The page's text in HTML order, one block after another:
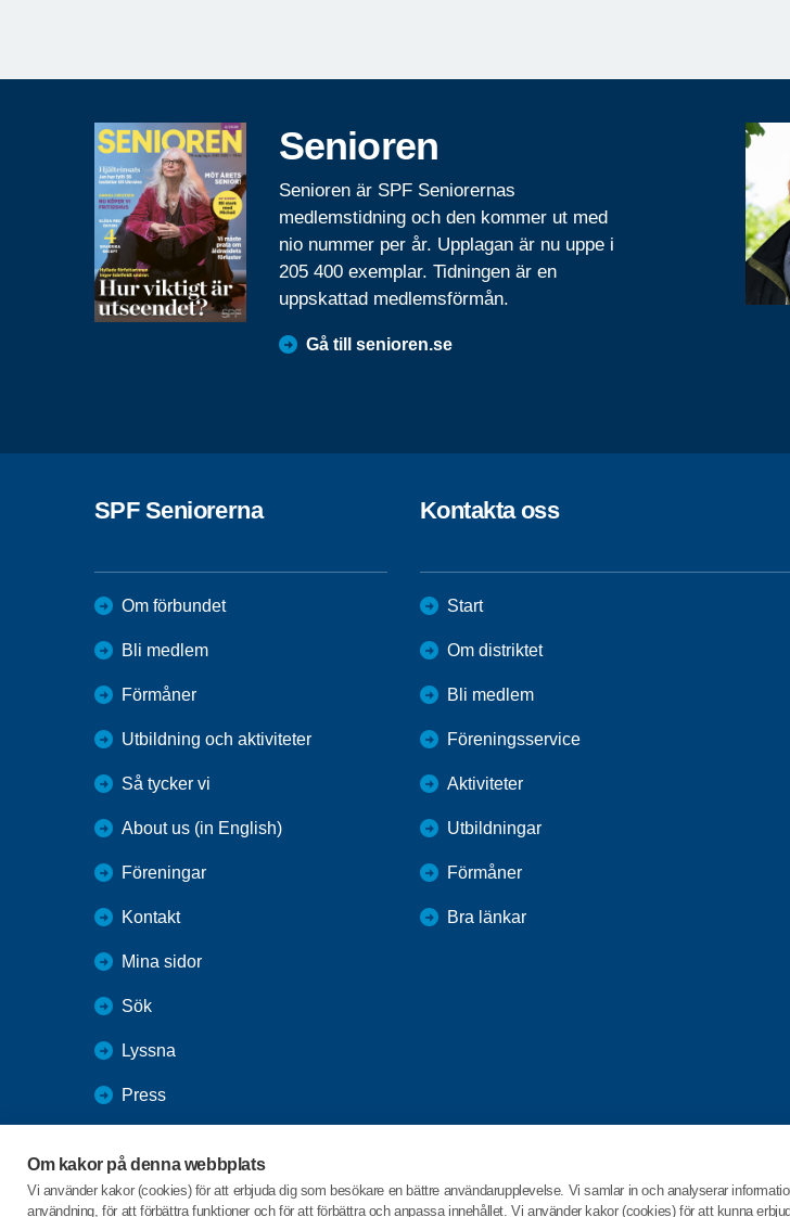
Om kakor på denna webbplats
Vi använder kakor (cookies) för att erbjuda dig som besökare en bättre användarupplevelse. Vi samlar in och analyserar
användning, för att förbättra funktioner och för att förbättra och anpassa innehållet. Vi använder kakor (cookies) för att kunna
Senioren
Senioren är SPF Seniorernas
medlemstidning och den kommer ut med
nio nummer per år. Upplagan är nu uppe i
205 400 exemplar. Tidningen är en
uppskattad medlemsförmån.
Gå till senioren.se
SPF Seniorerna
Om förbundet
Bli medlem
Förmåner
Utbildning och aktiviteter
Så tycker vi
About us (in English)
Föreningar
Kontakt
Mina sidor
Sök
Lyssna
Press
SPF Seniorernas intranät
Kontakta oss
Start
Om distriktet
Bli medlem
Föreningsservice
Aktiviteter
Utbildningar
Förmåner
Bra länkar